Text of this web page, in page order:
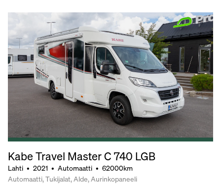
Kabe Travel Master C 740 LGB
Lahti • 2021 • Automaatti • 62000km
Automaatti, Tukijalat, Alde, Aurinkopaneeli